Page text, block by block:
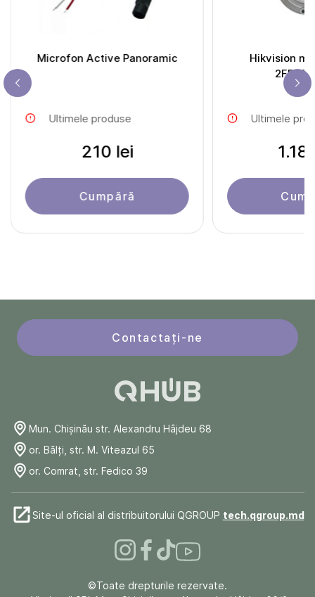
Microfon Active Panoramic
Ultimele produse
210 lei
Cumpără
Hikvision
Ultimele
Contactați-ne
Mun. Chişinău str. Alexandru Hâjdeu 68
or. Bălți, str. M. Viteazul 65
or. Comrat, str. Fedico 39
Site-ul oficial al distribuitorului QGROUP tech.qgroup.md
©Toate drepturile rezervate.